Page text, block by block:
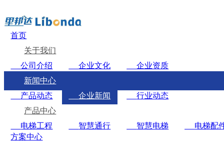
首页
关于我们
公司介绍
企业文化
企业资质
新闻中心
产品动态
企业新闻
行业动态
产品中心
电梯工程
智慧通行 智慧电梯
电梯配
方案中心